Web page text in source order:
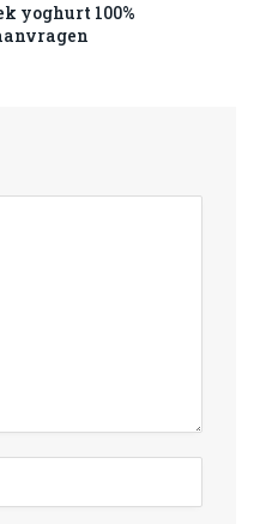
yoghurt 100%